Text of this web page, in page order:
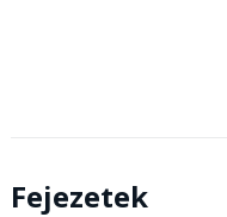
Fejezetek